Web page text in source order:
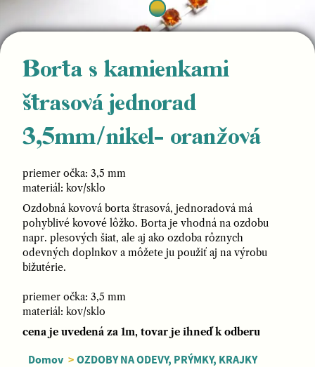
Borta s kamienkami
štrasová jednorad
3,5mm/nikel- oranžová
priemer očka: 3,5 mm
materiál: kov/sklo
Ozdobná kovová borta štrasová, jednoradová má
pohyblivé kovové lôžko. Borta je vhodná na ozdobu
napr. plesových šiat, ale aj ako ozdoba rôznych
odevných doplnkov a môžete ju použiť aj na výrobu
bižutérie.
priemer očka: 3,5 mm
materiál: kov/sklo
cena je uvedená za 1m, tovar je ihneď k odberu
Domov > OZDOBY NA ODEVY, PRÝMKY, KRAJKY